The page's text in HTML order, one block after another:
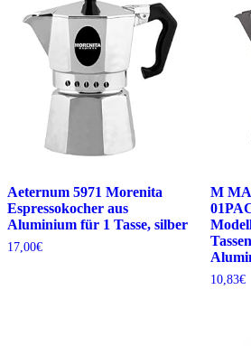
Aeternum 5971 Morenita
Espressokocher aus
Aluminium für 1 Tasse, silber
17,00€
M
10,83€